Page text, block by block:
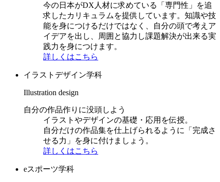
今の日本がDX人材に求めている「専門性」を追
求したカリキュラムを提供しています。知識や技
能を身につけるだけではなく、自分の頭で考えア
イデアを出し、周囲と協力し課題解決が出来る実
践力を身につけます。
詳しくはこちら
イラストデザイン学科
Illustration design
自分の作品作りに没頭しよう
イラストやデザインの基礎・応用を伝授。
自分だけの作品集を仕上げられるように「完成さ
せる力」を身に付けましょう。
詳しくはこちら
eスポーツ学科